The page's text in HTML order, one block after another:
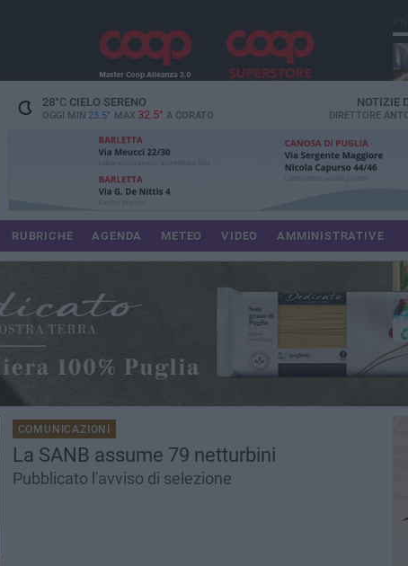
28°CCIELO SERENO
OGGI MIN 23.5° MAX 32.5° A CORATO
NOTIZIE
DIRETTORE
RUBRICHE AGENDA METEO VIDEO AMMINISTRATIVE
COMUNICAZIONI
La SANB assume 79 netturbini
Pubblicato l'avviso di selezione